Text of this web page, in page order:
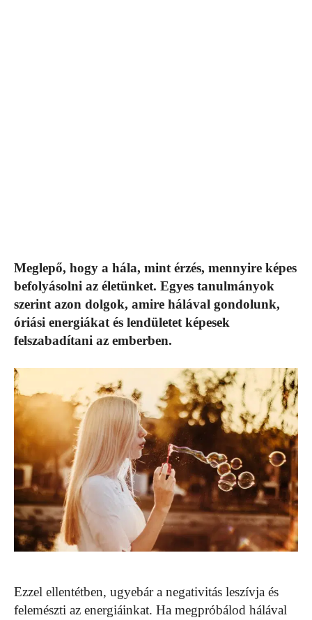
Meglepő, hogy a hála, mint érzés, mennyire képes
befolyásolni az életünket. Egyes tanulmányok
szerint azon dolgok, amire hálával gondolunk,
óriási energiákat és lendületet képesek
felszabadítani az emberben.
Ezzel ellentétben, ugyebár a negativitás leszívja és
felemészti az energiáinkat. Ha megpróbálod hálával